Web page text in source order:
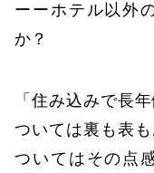
ーーホテル以外
か？
「住み込みで長
ついては裏も表
ついてはその点